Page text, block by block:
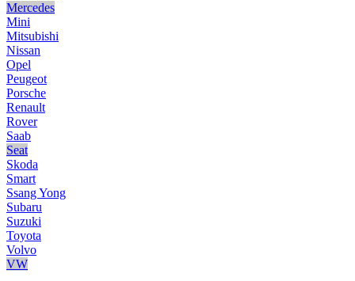
Mercedes
Mini
Mitsubishi
Nissan
Opel
Peugeot
Porsche
Renault
Rover
Saab
Seat
Skoda
Smart
Ssang Yong
Subaru
Suzuki
Toyota
Volvo
VW